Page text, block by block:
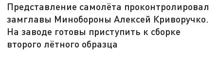
Представление самолёта проконтролировал
замглавы Минобороны Алексей Криворучко.
На заводе готовы приступить к сборке
второго лётного образца